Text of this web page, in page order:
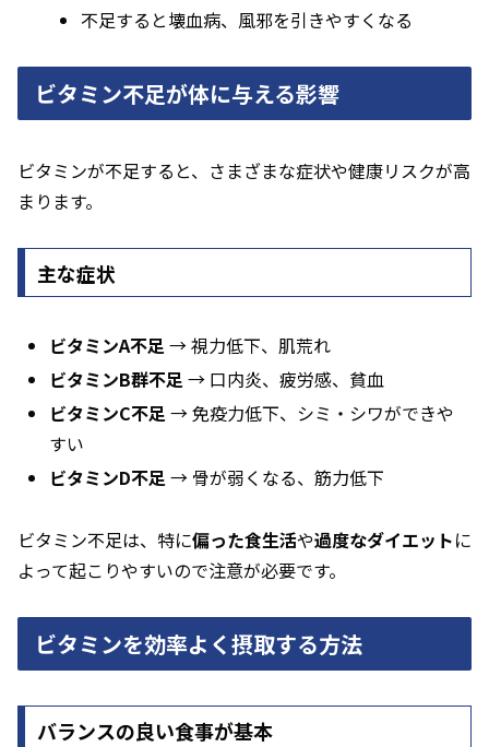
不足すると壊血病、風邪を引きやすくなる
ビタミン不足が体に与える影響
ビタミンが不足すると、さまざまな症状や健康リスクが高
まります。
主な症状
ビタミンA不足 → 視力低下、肌荒れ
ビタミンB群不足 → 口内炎、疲労感、貧血
ビタミンC不足→ 免疫力低下、シミ・シワができや
すい
ビタミンD不足→ 骨が弱くなる、筋力低下
ビタミン不足は、特に偏った食生活や過度なダイエットに
よって起こりやすいので注意が必要です。
ビタミンを効率よく摂取する方法
バランスの良い食事が基本